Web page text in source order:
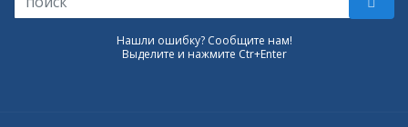
Нашли ошибку? Сообщите нам!
Выделите и нажмите Ctr+Enter